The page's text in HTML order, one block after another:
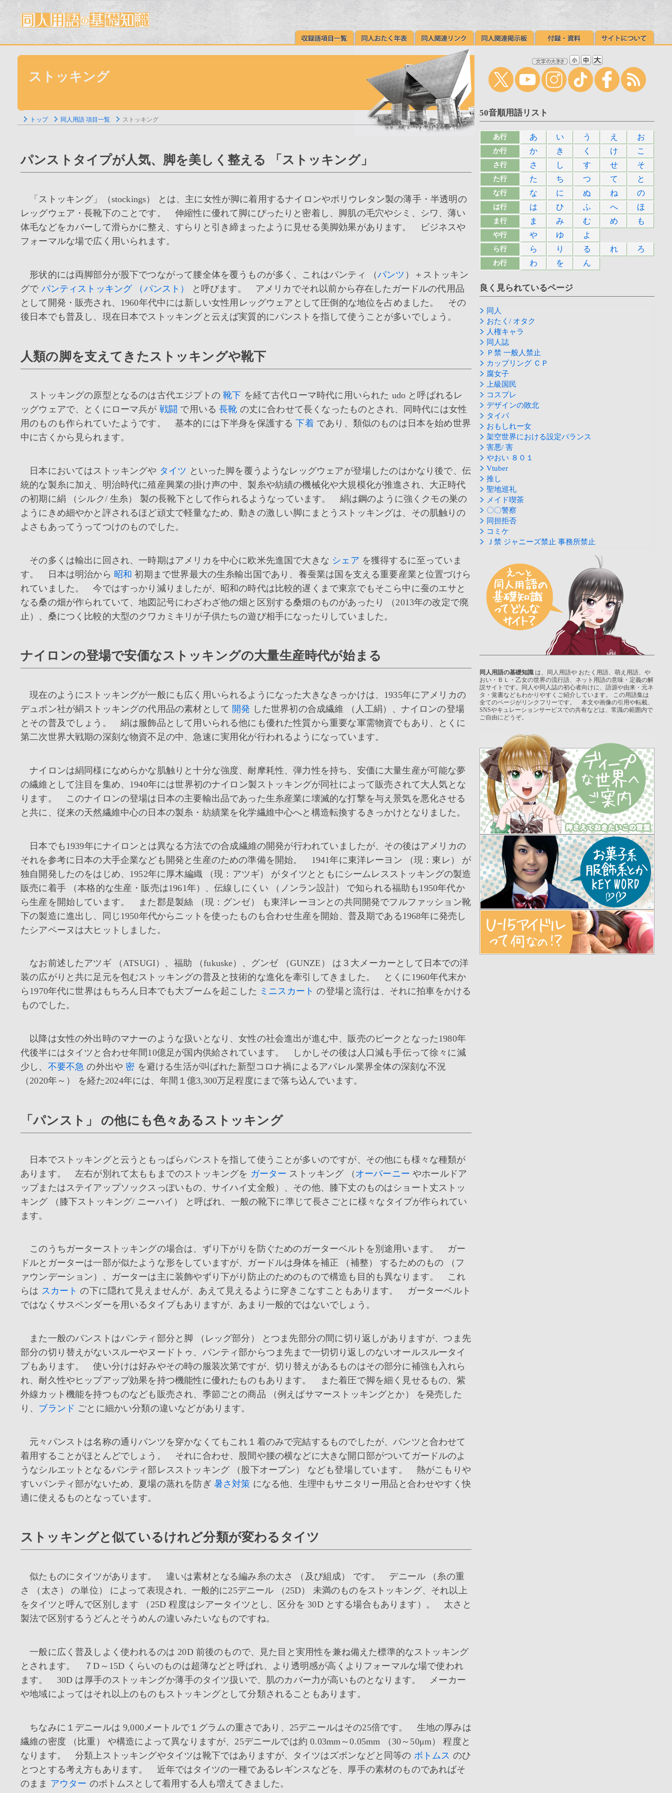
ストッキング
トップ 同人用語 項目一覧 ストッキング
パンストタイプが人気、脚を美しく整える 「ストッキング」
「ストッキング」（stockings） とは、主に女性が脚に着用するナイロンやポリウレタン製の薄手・半透明の
レッグウェア・長靴下のことです。 伸縮性に優れて脚にぴったりと密着し、脚肌の毛穴やシミ、シワ、薄い
体毛などをカバーして滑らかに整え、すらりと引き締まったように見せる美脚効果があります。 ビジネスや
フォーマルな場で広く用いられます。
形状的には両脚部分が股下でつながって腰全体を覆うものが多く、これはパンティ （パンツ ）＋ストッキン
グで パンティストッキング （パンスト）
と呼びます。 アメリカでそれ以前から存在したガードルの代用品
として開発・販売され、1960年代中には新しい女性用レッグウェアとして圧倒的な地位を占めました。 その
後日本でも普及し、現在日本でストッキングと云えば実質的にパンストを指して使うことが多いでしょう。
人類の脚を支えてきたストッキングや靴下
ストッキングの原型となるのは古代エジプトの靴下 を経て古代ローマ時代に用いられた udo と呼ばれるレ
ッグウェアで、とくにローマ兵が 戦闘 で用いる長靴 の丈に合わせて長くなったものとされ、同時代には女性
用のものも作られていたようです。 基本的には下半身を保護する下着であり、類似のものは日本を始め世界
中に古くから見られます。
日本においてはストッキングや タイツ といった脚を覆うようなレッグウェアが登場したのはかなり後で、伝
統的な製糸に加え、明治時代に殖産興業の掛け声の中、製糸や紡績の機械化や大規模化が推進され、大正時代
の初期に絹 （シルク/ 生糸） 製の長靴下として作られるようなっています。 絹は鋼のように強くクモの巣の
ようにきめ細やかと評されるほど頑丈で軽量なため、動きの激しい脚にまとうストッキングは、その肌触りの
よさもあってうってつけのものでした。
その多くは輸出に回され、一時期はアメリカを中心に欧米先進国で大きな シェア を獲得するに至っていま
す。 日本は明治から 昭和 初期まで世界最大の生糸輸出国であり、養蚕業は国を支える重要産業と位置づけら
れていました。 今ではすっかり減りましたが、昭和の時代は比較的遅くまで東京でもそこら中に蚕のエサと
なる桑の畑が作られていて、地図記号にわざわざ他の畑と区別する桑畑のものがあったり （2013年の改定で廃
止）、桑につく比較的大型のクワカミキリが子供たちの遊び相手になったりしていました。
ナイロンの登場で安価なストッキングの大量生産時代が始まる
現在のようにストッキングが一般にも広く用いられるようになった大きなきっかけは、1935年にアメリカの
デュポン社が絹ストッキングの代用品の素材として 開発 した世界初の合成繊維 （人工絹）、ナイロンの登場
とその普及でしょう。 絹は服飾品として用いられる他にも優れた性質から重要な軍需物資でもあり、とくに
第二次世界大戦期の深刻な物資不足の中、急速に実用化が行われるようになっています。
ナイロンは絹同様になめらかな肌触りと十分な強度、耐摩耗性、弾力性を持ち、安価に大量生産が可能な夢
の繊維として注目を集め、1940年には世界初のナイロン製ストッキングが同社によって販売されて大人気とな
ります。 このナイロンの登場は日本の主要輸出品であった生糸産業に壊滅的な打撃を与え景気を悪化させる
と共に、従来の天然繊維中心の日本の製糸・紡績業を化学繊維中心へと構造転換するきっかけとなりました。
日本でも1939年にナイロンとは異なる方法での合成繊維の開発が行われていましたが、その後はアメリカの
それを参考に日本の大手企業なども開発と生産のための準備を開始。 1941年に東洋レーヨン （現：東レ） が
独自開発したのをはじめ、1952年に厚木編織 （現：アツギ） がタイツとともにシームレスストッキングの製造
販売に着手 （本格的な生産・販売は1961年）、伝線しにくい （ノンラン設計） で知られる福助も1950年代か
ら生産を開始しています。 また郡是製絲 （現：グンゼ） も東洋レーヨンとの共同開発でフルファッション靴
下の製造に進出し、同じ1950年代からニットを使ったものも合わせ生産を開始、普及期である1968年に発売し
たシアペーヌは大ヒットしました。
なお前述したアツギ （ATSUGI）、福助 （fukuske）、グンゼ （GUNZE） は３大メーカーとして日本での洋
装の広がりと共に足元を包むストッキングの普及と技術的な進化を牽引してきました。 とくに1960年代末か
ら1970年代に世界はもちろん日本でも大ブームを起こした ミニスカート の登場と流行は、それに拍車をかける
ものでした。
以降は女性の外出時のマナーのような扱いとなり、女性の社会進出が進む中、販売のピークとなった1980年
代後半にはタイツと合わせ年間10億足が国内供給されています。 しかしその後は人口減も手伝って徐々に減
少し、 不要不急 の外出や 密 を避ける生活が叫ばれた新型コロナ禍によるアパレル業界全体の深刻な不況
（2020年～） を経た2024年には、年間１億3,300万足程度にまで落ち込んでいます。
「パンスト」 の他にも色々あるストッキング
日本でストッキングと云うともっぱらパンストを指して使うことが多いのですが、その他にも様々な種類が
あります。 左右が別れて太ももまでのストッキングを ガーター ストッキング （ オーバーニー やホールドア
ップまたはステイアップソックスっぽいもの、サイハイ丈全般）、その他、膝下丈のものはショート丈ストッ
キング （膝下ストッキング/ ニーハイ） と呼ばれ、一般の靴下に準じて長さごとに様々なタイプが作られてい
ます。
このうちガーターストッキングの場合は、ずり下がりを防ぐためのガーターベルトを別途用います。 ガー
ドルとガーターは一部が似たような形をしていますが、ガードルは身体を補正 （補整） するためのもの （フ
ァウンデーション）、ガーターは主に装飾やずり下がり防止のためのもので構造も目的も異なります。 これ
らは スカート の下に隠れて見えませんが、あえて見えるように穿きこなすこともあります。 ガーターベルト
ではなくサスペンダーを用いるタイプもありますが、あまり一般的ではないでしょう。
また一般のパンストはパンティ部分と脚 （レッグ部分） とつま先部分の間に切り返しがありますが、つま先
部分の切り替えがないスルーやヌードトゥ、パンティ部からつま先まで一切切り返しのないオールスルータイ
プもあります。 使い分けは好みやその時の服装次第ですが、切り替えがあるものはその部分に補強も入れら
れ、耐久性やヒップアップ効果を持つ機能性に優れたものもあります。 また着圧で脚を細く見せるもの、紫
外線カット機能を持つものなども販売され、季節ごとの商品 （例えばサマーストッキングとか） を発売した
り、 ブランド ごとに細かい分類の違いなどがあります。
元々パンストは名称の通りパンツを穿かなくてもこれ１着のみで完結するものでしたが、パンツと合わせて
着用することがほとんどでしょう。 それに合わせ、股間や腰の横などに大きな開口部がついてガードルのよ
うなシルエットとなるパンティ部レスストッキング （股下オープン） なども登場しています。 熱がこもりや
すいパンティ部がないため、夏場の蒸れを防ぎ 暑さ対策 になる他、生理中もサニタリー用品と合わせやすく快
適に使えるものとなっています。
ストッキングと似ているけれど分類が変わるタイツ
似たものにタイツがあります。 違いは素材となる編み糸の太さ （及び組成） です。 デニール （糸の重
さ （太さ） の単位） によって表現され、一般的に25デニール （25D） 未満のものをストッキング、それ以上
をタイツと呼んで区別します （25D 程度はシアータイツとし、区分を 30D とする場合もあります）。 太さと
製法で区別するうどんとそうめんの違いみたいなものですね。
一般に広く普及しよく使われるのは 20D 前後のもので、見た目と実用性を兼ね備えた標準的なストッキング
とされます。 ７D～15D くらいのものは超薄などと呼ばれ、より透明感が高くよりフォーマルな場で使われ
ます。 30D は厚手のストッキングか薄手のタイツ扱いで、肌のカバー力が高いものとなります。 メーカー
や地域によってはそれ以上のものもストッキングとして分類されることもあります。
ちなみに１デニールは 9,000メートルで１グラムの重さであり、25デニールはその25倍です。 生地の厚みは
繊維の密度 （比重） や構造によって異なりますが、25デニールでは約 0.03mm～0.05mm （30～50μm） 程度と
なります。 分類上ストッキングやタイツは靴下ではありますが、タイツはズボンなどと同等の ボトムス のひ
とつとする考え方もあります。 近年ではタイツの一種であるレギンスなどを、厚手の素材のものであればそ
のまま アウター のボトムスとして着用する人も増えてきました。
50音順用語リスト
あ行 あ い う え お
か行 か き く け こ
さ行 さ し す せ そ
た行 た ち つ て と
な行 な に ぬ ね の
は行 は ひ ふ へ ほ
ま行 ま み む め も
や行 や ゆ よ
ら行 ら り る れ ろ
わ行 わ を ん
良く見られているページ
同人
おたく/ オタク
人権キャラ
同人誌
Ｐ禁 一般人禁止
カップリング ＣＰ
腐女子
上級国民
コスプレ
デザインの敗北
タイパ
おもしれー女
架空世界における設定バランス
害悪/ 害
やおい ８０１
Vtuber
推し
聖地巡礼
メイド喫茶
〇〇警察
同担拒否
コミケ
Ｊ禁 ジャニーズ禁止 事務所禁止
同人用語の基礎知識 は、同人用語や おたく用語、萌え用語、や
おい・ＢＬ・乙女の世界の流行語、ネット用語の意味・定義の解
説サイトです。同人や同人誌の初心者向けに、語源や由来・元ネ
タ・覚書などもわかりやすくご紹介しています。 この用語集は
全てのページがリンクフリーです。 本文や画像の引用や転載、
SNSやキュレーションサービスでの共有などは、常識の範囲内で
ご自由にどうぞ。